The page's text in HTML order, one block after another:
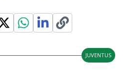
JUVENTUS